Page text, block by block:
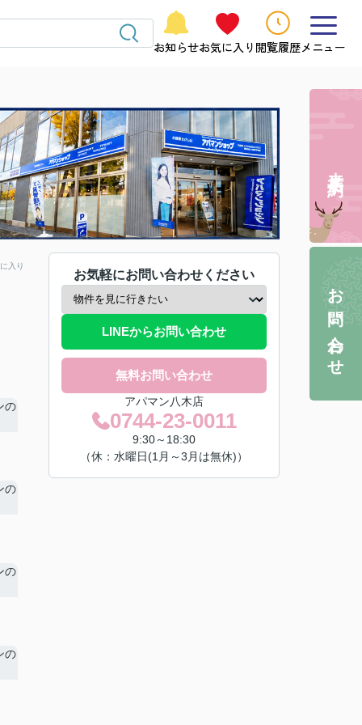
お知らせお気に入り 閲覧履歴メニュー
入り
お気軽にお問い合わせください
LINEからお問い合わせ
無料お問い合わせ
アパマン八木店
0744-23-0011
9:30～18:30
（休：水曜日(1月～3月は無休)）
お問い合わせ